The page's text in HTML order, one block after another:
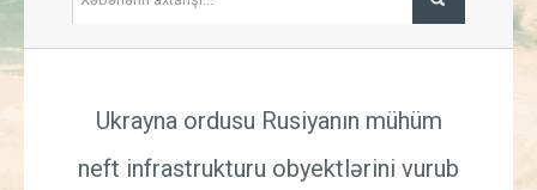
İqtisadiyyat
Ukrayna ordusu Rusiyanın mühüm
neft infrastrukturu obyektlərini vurub